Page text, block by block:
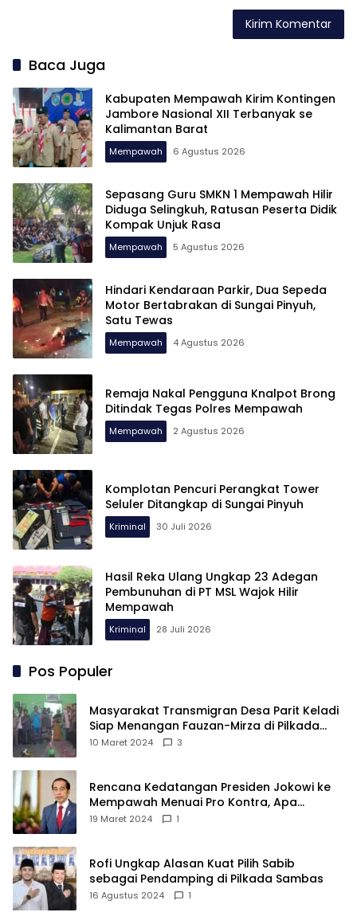
Baca Juga
Kabupaten Mempawah Kirim Kontingen
Jambore Nasional XII Terbanyak se
Kalimantan Barat
Mempawah 6 Agustus 2026
Sepasang Guru SMKN 1 Mempawah Hilir
Diduga Selingkuh, Ratusan Peserta Didik
Kompak Unjuk Rasa
Mempawah 5 Agustus 2026
Hindari Kendaraan Parkir, Dua Sepeda
Motor Bertabrakan di Sungai Pinyuh,
Satu Tewas
Mempawah 4 Agustus 2026
Remaja Nakal Pengguna Knalpot Brong
Ditindak Tegas Polres Mempawah
Mempawah 2 Agustus 2026
Komplotan Pencuri Perangkat Tower
Seluler Ditangkap di Sungai Pinyuh
Kriminal 30 Juli 2026
Hasil Reka Ulang Ungkap 23 Adegan
Pembunuhan di PT MSL Wajok Hilir
Mempawah
Kriminal 28 Juli 2026
Pos Populer
Masyarakat Transmigran Desa Parit Keladi
Siap Menangan Fauzan-Mirza di Pilkada
Kubu Raya
10 Maret 2024 3
Rencana Kedatangan Presiden Jokowi ke
Mempawah Menuai Pro Kontra, Apa
Sebabnya?
19 Maret 2024 1
Rofi Ungkap Alasan Kuat Pilih Sabib
sebagai Pendamping di Pilkada Sambas
16 Agustus 2024 1